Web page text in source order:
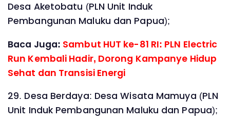
Desa Aketobatu (PLN Unit Induk
Pembangunan Maluku dan Papua);
Baca Juga: Sambut HUT ke-81 RI: PLN Electric
Run Kembali Hadir, Dorong Kampanye Hidup
Sehat dan Transisi Energi
29. Desa Berdaya: Desa Wisata Mamuya (PLN
Unit Induk Pembangunan Maluku dan Papua);